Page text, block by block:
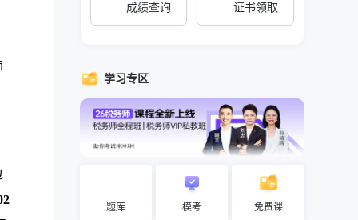
成绩查询 证书领取
学习专区
题库 模考 免费课